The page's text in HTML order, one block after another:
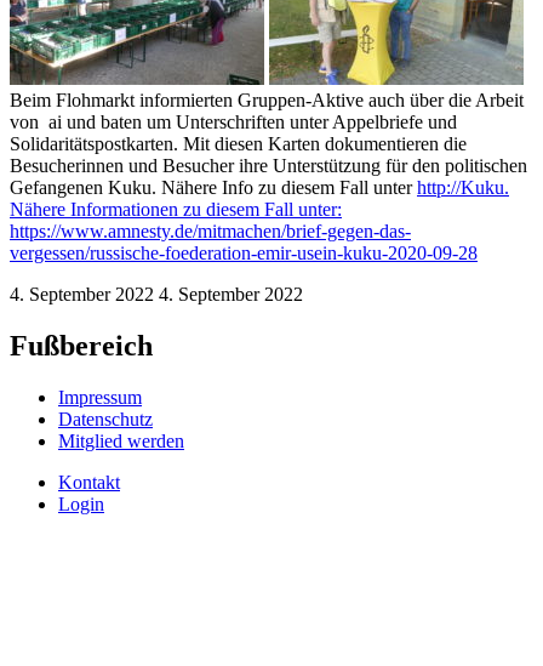
Beim Flohmarkt informierten Gruppen-Aktive auch über die Arbeit
von ai und baten um Unterschriften unter Appelbriefe und
Solidaritätspostkarten. Mit diesen Karten dokumentieren die
Besucherinnen und Besucher ihre Unterstützung für den politischen
Gefangenen Kuku. Nähere Info zu diesem Fall unterhttp://Kuku.
Nähere Informationen zu diesem Fall unter:
https://www.amnesty.de/mitmachen/brief-gegen-das-
vergessen/russische-foederation-emir-usein-kuku-2020-09-28
4. September 2022 4. September 2022
Fußbereich
Impressum
Datenschutz
Mitglied werden
Kontakt
Login